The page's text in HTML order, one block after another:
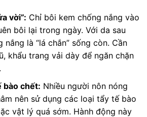
vời”: Chỉ bôi kem chống nắng vào
bôi lại trong ngày. Với da sau
nắng là “lá chắn” sống còn. Cần
khẩu trang vải dày để ngăn chặn
bào chết: Nhiều người nôn nóng
nên sử dụng các loại tẩy tế bào
vật lý quá sớm. Hành động này